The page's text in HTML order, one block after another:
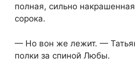
полная, сильно
сорока.
— Но вон же лежит. —
полки за спиной Любы.